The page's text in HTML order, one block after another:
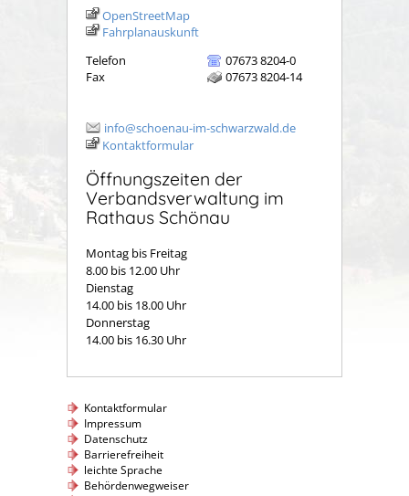
OpenStreetMap
Fahrplanauskunft
Telefon
07673 8204-0
Fax
07673 8204-14
info@schoenau-im-schwarzwald.de
Kontaktformular
Öffnungszeiten der
Verbandsverwaltung im
Rathaus Schönau
Montag bis Freitag
8.00 bis 12.00 Uhr
Dienstag
14.00 bis 18.00 Uhr
Donnerstag
14.00 bis 16.30 Uhr
Kontaktformular
Impressum
Datenschutz
Barrierefreiheit
leichte Sprache
Behördenwegweiser